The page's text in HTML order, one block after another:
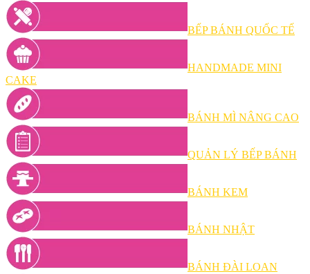
BẾP BÁNH QUỐC TẾ
HANDMADE MINI
CAKE
BÁNH MÌ NÂNG CAO
QUẢN LÝ BẾP BÁNH
BÁNH KEM
BÁNH NHẬT
BÁNH ĐÀI LOAN